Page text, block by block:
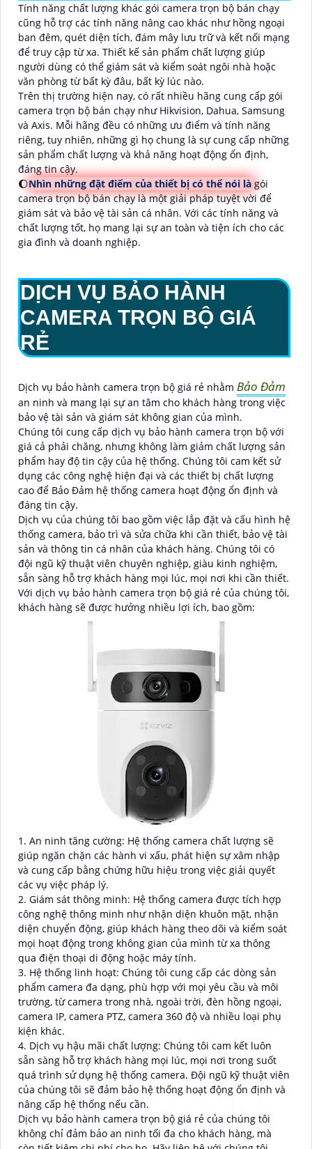
Tính năng chất lượng khác gói camera trọn bộ bán chạy
cũng hỗ trợ các tính năng nâng cao khác như hồng ngoại
ban đêm, quét diện tích, đám mây lưu trữ và kết nối mạng
để truy cập từ xa. Thiết kế sản phẩm chất lượng giúp
người dùng có thể giám sát và kiểm soát ngôi nhà hoặc
văn phòng từ bất kỳ đâu, bất kỳ lúc nào.
Trên thị trường hiện nay, có rất nhiều hãng cung cấp gói
camera trọn bộ bán chạy như Hikvision, Dahua, Samsung
và Axis. Mỗi hãng đều có những ưu điểm và tính năng
riêng, tuy nhiên, những gì họ chung là sự cung cấp những
sản phẩm chất lượng và khả năng hoạt động ổn định,
đáng tin cậy.
🌔Nhìn những đặt điểm của thiết bị có thể nói là gói
camera trọn bộ bán chạy là một giải pháp tuyệt vời để
giám sát và bảo vệ tài sản cá nhân. Với các tính năng và
chất lượng tốt, họ mang lại sự an toàn và tiện ích cho các
gia đình và doanh nghiệp.
DỊCH VỤ BẢO HÀNH
CAMERA TRỌN BỘ GIÁ
RẺ
Dịch vụ bảo hành camera trọn bộ giá rẻ nhằm Bảo Đảm
an ninh và mang lại sự an tâm cho khách hàng trong việc
bảo vệ tài sản và giám sát không gian của mình.
Chúng tôi cung cấp dịch vụ bảo hành camera trọn bộ với
giá cả phải chăng, nhưng không làm giảm chất lượng sản
phẩm hay độ tin cậy của hệ thống. Chúng tôi cam kết sử
dụng các công nghệ hiện đại và các thiết bị chất lượng
cao để Bảo Đảm hệ thống camera hoạt động ổn định và
đáng tin cậy.
Dịch vụ của chúng tôi bao gồm việc lắp đặt và cấu hình hệ
thống camera, bảo trì và sửa chữa khi cần thiết, bảo vệ tài
sản và thông tin cá nhân của khách hàng. Chúng tôi có
đội ngũ kỹ thuật viên chuyên nghiệp, giàu kinh nghiệm,
sẵn sàng hỗ trợ khách hàng mọi lúc, mọi nơi khi cần thiết.
Với dịch vụ bảo hành camera trọn bộ giá rẻ của chúng tôi,
khách hàng sẽ được hưởng nhiều lợi ích, bao gồm:
1. An ninh tăng cường: Hệ thống camera chất lượng sẽ
giúp ngăn chặn các hành vi xấu, phát hiện sự xâm nhập
và cung cấp bằng chứng hữu hiệu trong việc giải quyết
các vụ việc pháp lý.
2. Giám sát thông minh: Hệ thống camera được tích hợp
công nghệ thông minh như nhận diện khuôn mặt, nhận
diện chuyển động, giúp khách hàng theo dõi và kiểm soát
mọi hoạt động trong không gian của mình từ xa thông
qua điện thoại di động hoặc máy tính.
3. Hệ thống linh hoạt: Chúng tôi cung cấp các dòng sản
phẩm camera đa dạng, phù hợp với mọi yêu cầu và môi
trường, từ camera trong nhà, ngoài trời, đèn hồng ngoại,
camera IP, camera PTZ, camera 360 độ và nhiều loại phụ
kiện khác.
4. Dịch vụ hậu mãi chất lượng: Chúng tôi cam kết luôn
sẵn sàng hỗ trợ khách hàng mọi lúc, mọi nơi trong suốt
quá trình sử dụng hệ thống camera. Đội ngũ kỹ thuật viên
của chúng tôi sẽ đảm bảo hệ thống hoạt động ổn định và
nâng cấp hệ thống nếu cần.
Dịch vụ bảo hành camera trọn bộ giá rẻ của chúng tôi
không chỉ đảm bảo an ninh tối đa cho khách hàng, mà